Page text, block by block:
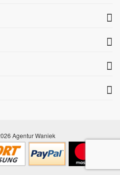
Agentur Waniek